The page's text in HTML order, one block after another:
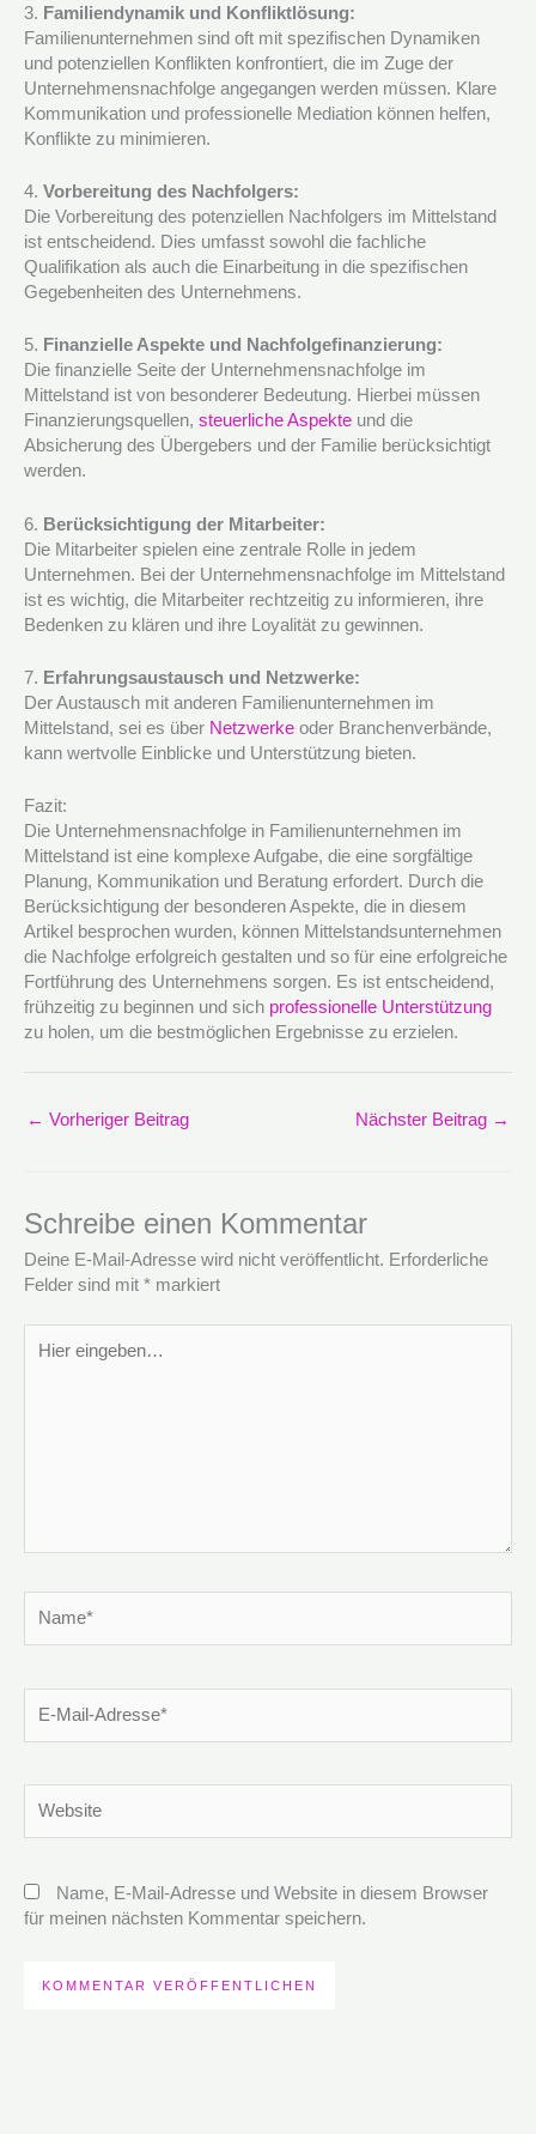
3. Familiendynamik und Konfliktlösung:
Familienunternehmen sind oft mit spezifischen Dynamiken
und potenziellen Konflikten konfrontiert, die im Zuge der
Unternehmensnachfolge angegangen werden müssen. Klare
Kommunikation und professionelle Mediation können helfen,
Konflikte zu minimieren.
4. Vorbereitung des Nachfolgers:
Die Vorbereitung des potenziellen Nachfolgers im Mittelstand
ist entscheidend. Dies umfasst sowohl die fachliche
Qualifikation als auch die Einarbeitung in die spezifischen
Gegebenheiten des Unternehmens.
5. Finanzielle Aspekte und Nachfolgefinanzierung:
Die finanzielle Seite der Unternehmensnachfolge im
Mittelstand ist von besonderer Bedeutung. Hierbei müssen
Finanzierungsquellen, steuerliche Aspekte und die
Absicherung des Übergebers und der Familie berücksichtigt
werden.
6. Berücksichtigung der Mitarbeiter:
Die Mitarbeiter spielen eine zentrale Rolle in jedem
Unternehmen. Bei der Unternehmensnachfolge im Mittelstand
ist es wichtig, die Mitarbeiter rechtzeitig zu informieren, ihre
Bedenken zu klären und ihre Loyalität zu gewinnen.
7. Erfahrungsaustausch und Netzwerke:
Der Austausch mit anderen Familienunternehmen im
Mittelstand, sei es über Netzwerke oder Branchenverbände,
kann wertvolle Einblicke und Unterstützung bieten.
Fazit:
Die Unternehmensnachfolge in Familienunternehmen im
Mittelstand ist eine komplexe Aufgabe, die eine sorgfältige
Planung, Kommunikation und Beratung erfordert. Durch die
Berücksichtigung der besonderen Aspekte, die in diesem
Artikel besprochen wurden, können Mittelstandsunternehmen
die Nachfolge erfolgreich gestalten und so für eine erfolgreiche
Fortführung des Unternehmens sorgen. Es ist entscheidend,
frühzeitig zu beginnen und sich professionelle Unterstützung
zu holen, um die bestmöglichen Ergebnisse zu erzielen.
← Vorheriger Beitrag Nächster Beitrag →
Schreibe einen Kommentar
Deine E-Mail-Adresse wird nicht veröffentlicht. Erforderliche
Felder sind mit * markiert
eingeben…
Mail-
Name, E-Mail-Adresse und Website in diesem Browser
für meinen nächsten Kommentar speichern.